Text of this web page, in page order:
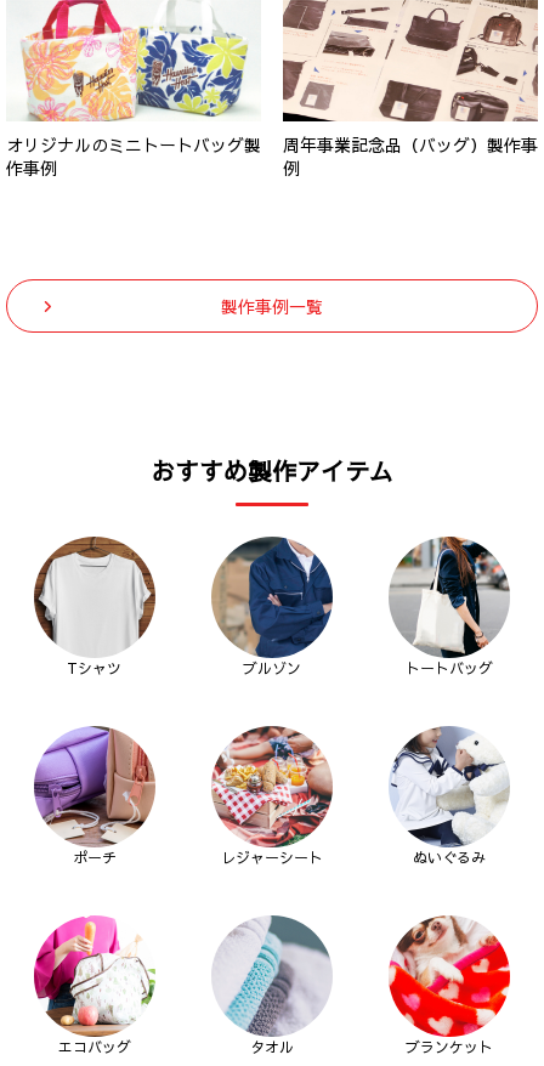
オリジナルのミニトートバッグ製
作事例
周年事業記念品（バッグ）製作事
例
製作事例一覧
おすすめ製作アイテム
Tシャツ ブルゾン トートバッグ
ポーチ レジャーシート ぬいぐるみ
エコバッグ タオル ブランケット